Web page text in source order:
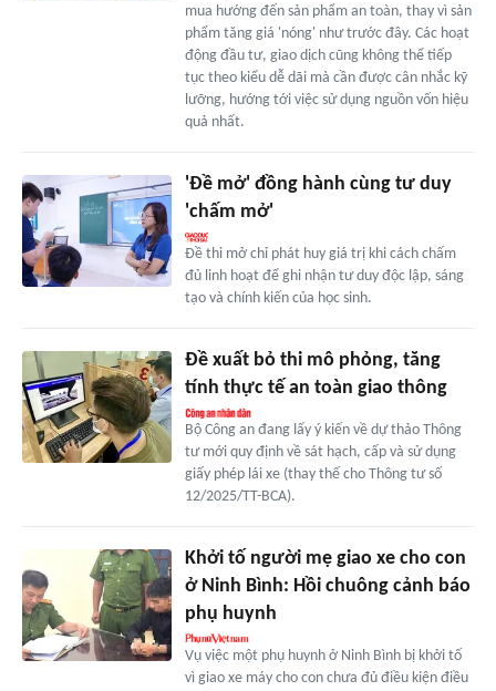
mua hướng đến sản phẩm an toàn, thay vì sản
phẩm tăng giá 'nóng' như trước đây. Các hoạt
động đầu tư, giao dịch cũng không thể tiếp
tục theo kiểu dễ dãi mà cần được cân nhắc kỹ
lưỡng, hướng tới việc sử dụng nguồn vốn hiệu
quả nhất.
'Đề mở' đồng hành cùng tư duy
'chấm mở'
Đề thi mở chỉ phát huy giá trị khi cách chấm
đủ linh hoạt để ghi nhận tư duy độc lập, sáng
tạo và chính kiến của học sinh.
Đề xuất bỏ thi mô phỏng, tăng
tính thực tế an toàn giao thông
Bộ Công an đang lấy ý kiến về dự thảo Thông
tư mới quy định về sát hạch, cấp và sử dụng
giấy phép lái xe (thay thế cho Thông tư số
12/2025/TT-BCA).
Khởi tố người mẹ giao xe cho con
ở Ninh Bình: Hồi chuông cảnh báo
phụ huynh
Vụ việc một phụ huynh ở Ninh Bình bị khởi tố
vì giao xe máy cho con chưa đủ điều kiện điều